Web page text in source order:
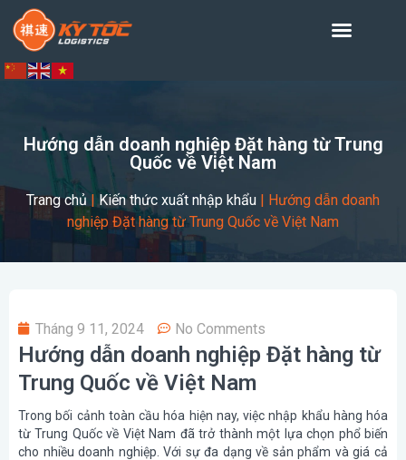
Hướng dẫn doanh nghiệp Đặt hàng từ Trung
Quốc về Việt Nam
Trang chủ | Kiến thức xuất nhập khẩu | Hướng dẫn doanh
nghiệp Đặt hàng từ Trung Quốc về Việt Nam
Tháng 9 11, 2024 No Comments
Hướng dẫn doanh nghiệp Đặt hàng từ
Trung Quốc về Việt Nam
Trong bối cảnh toàn cầu hóa hiện nay, việc nhập khẩu hàng hóa
từ Trung Quốc về Việt Nam đã trở thành một lựa chọn phổ biến
cho nhiều doanh nghiệp. Với sự đa dạng về sản phẩm và giá cả